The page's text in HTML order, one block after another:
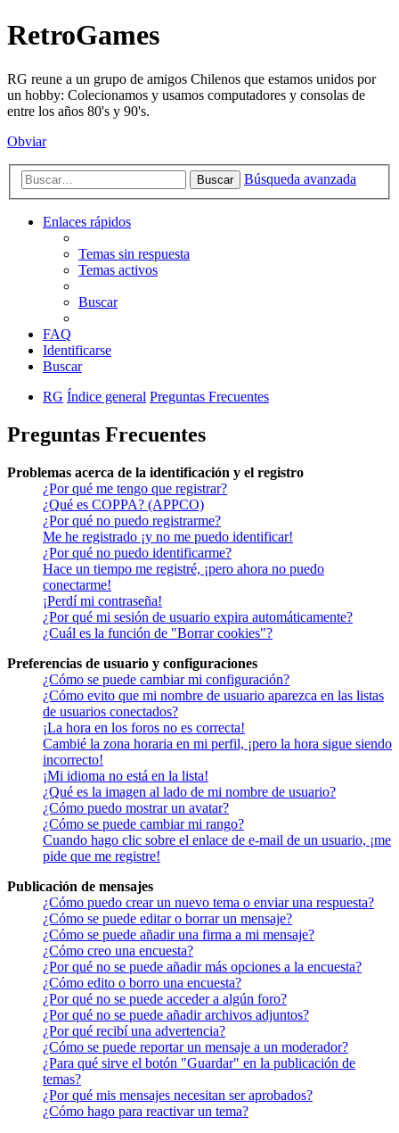
RetroGames
RG reune a un grupo de amigos Chilenos que estamos unidos por
un hobby: Colecionamos y usamos computadores y consolas de
entre los años 80's y 90's.
Obviar
Buscar Búsqueda avanzada
Enlaces rápidos
Temas sin respuesta
Temas activos
Buscar
FAQ
Identificarse
Buscar
RG Índice general Preguntas Frecuentes
Preguntas Frecuentes
Problemas acerca de la identificación y el registro
¿Por qué me tengo que registrar?
¿Qué es COPPA? (APPCO)
¿Por qué no puedo registrarme?
Me he registrado ¡y no me puedo identificar!
¿Por qué no puedo identificarme?
Hace un tiempo me registré, ¡pero ahora no puedo
conectarme!
¡Perdí mi contraseña!
¿Por qué mi sesión de usuario expira automáticamente?
¿Cuál es la función de "Borrar cookies"?
Preferencias de usuario y configuraciones
¿Cómo se puede cambiar mi configuración?
¿Cómo evito que mi nombre de usuario aparezca en las listas
de usuarios conectados?
¡La hora en los foros no es correcta!
Cambié la zona horaria en mi perfil, ¡pero la hora sigue siendo
incorrecto!
¡Mi idioma no está en la lista!
¿Qué es la imagen al lado de mi nombre de usuario?
¿Cómo puedo mostrar un avatar?
¿Cómo se puede cambiar mi rango?
Cuando hago clic sobre el enlace de e-mail de un usuario, ¡me
pide que me registre!
Publicación de mensajes
¿Cómo puedo crear un nuevo tema o enviar una respuesta?
¿Cómo se puede editar o borrar un mensaje?
¿Cómo se puede añadir una firma a mi mensaje?
¿Cómo creo una encuesta?
¿Por qué no se puede añadir más opciones a la encuesta?
¿Cómo edito o borro una encuesta?
¿Por qué no se puede acceder a algún foro?
¿Por qué no se puede añadir archivos adjuntos?
¿Por qué recibí una advertencia?
¿Cómo se puede reportar un mensaje a un moderador?
¿Para qué sirve el botón "Guardar" en la publicación de
temas?
¿Por qué mis mensajes necesitan ser aprobados?
¿Cómo hago para reactivar un tema?